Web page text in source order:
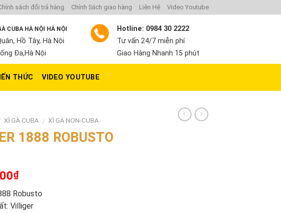
sách đổi trả hàng Chính Sách giao hàng Liên Hệ Video Youtube
CUBA HÀ NỘI HÀ NỘI
Hồ Tây, Hà Nội
Đa,Hà Nội
Hotline: 0984 30 2222
Tư vấn 24/7 miễn phí
Giao Hàng Nhanh 15 phút
THỨC VIDEO YOUTUBE
XÌ GÀ CUBA / XÌ GÀ NON-CUBA
1888 ROBUSTO
₫
Robusto
Villiger